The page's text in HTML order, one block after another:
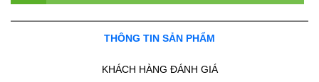
THÔNG TIN SẢN PHẨM
KHÁCH HÀNG ĐÁNH GIÁ